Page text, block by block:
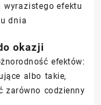
efektu
dnia
okazji
efektów:
albo takie,
zarówno codzienny